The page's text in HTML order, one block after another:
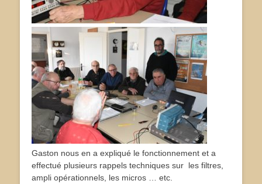
Gaston nous en a expliqué le fonctionnement et a
effectué plusieurs rappels techniques sur les filtres,
ampli opérationnels, les micros … etc.